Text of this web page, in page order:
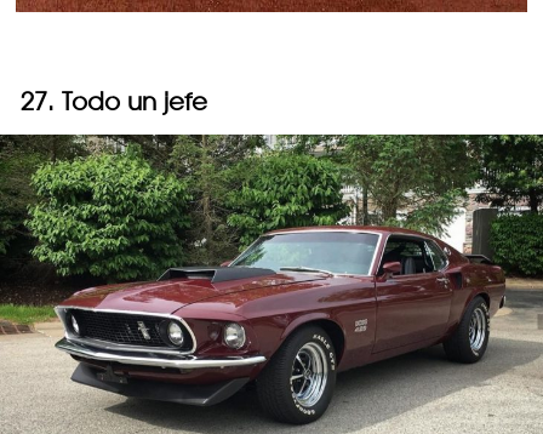
27. Todo un jefe